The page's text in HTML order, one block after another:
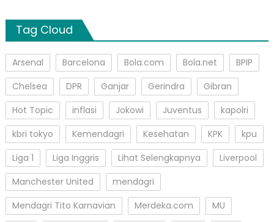
Tag Cloud
Arsenal Barcelona Bola.com Bola.net
BPIP
Chelsea
DPR Ganjar Gerindra
Gibran
Hot Topic
inflasi Jokowi Juventus
kapolri
kbri tokyo
Kemendagri Kesehatan KPK
kpu
Liga 1
Liga Inggris Lihat Selengkapnya
Liverpool
Manchester United
mendagri
Mendagri Tito Karnavian
Merdeka.com
MU